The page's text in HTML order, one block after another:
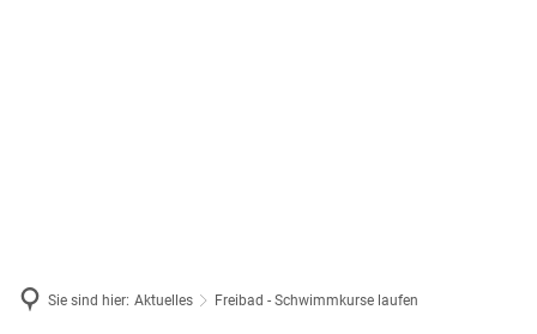
Sie sind hier: Aktuelles Freibad - Schwimmkurse laufen